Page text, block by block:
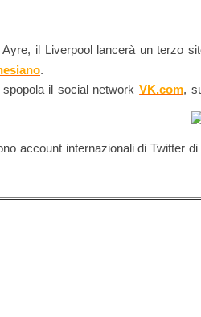
il Liverpool lancerà un terzo
.
spopola il social networkVK.com,
account internazionali di Twitter